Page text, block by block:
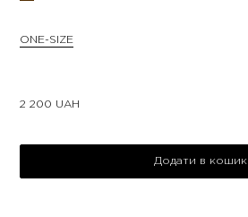
ONE-SIZE
2 200 UAH
Додати в кошик